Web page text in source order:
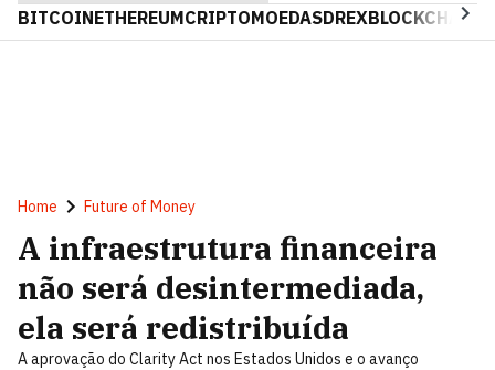
BITCOINETHEREUMCRIPTOMOEDASDREXBLOCKCHAIN
Home Future of Money
A infraestrutura financeira
não será desintermediada,
ela será redistribuída
A aprovação do Clarity Act nos Estados Unidos e o avanço